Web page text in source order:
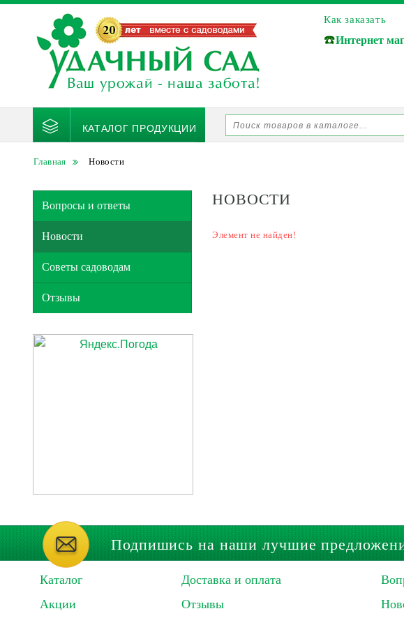
Как заказать
☎️Интернет
КАТАЛОГ ПРОДУКЦИИ
Главная Новости
Вопросы и ответы
Новости
Советы садоводам
Отзывы
НОВОСТИ
Элемент не найден!
Подпишись на наши лучшие
Каталог
Акции
Доставка и оплата
Отзывы